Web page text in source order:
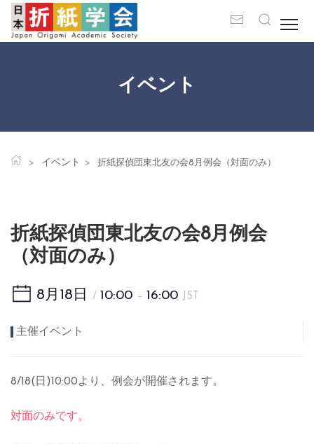
イベント
イベント 折紙探偵団東北友の会8月例会（対面のみ）
折紙探偵団東北友の会8月例会
（対面のみ）
8月18日 / 10:00 – 16:00 JST
主催イベント
8/18(日)10:00より、例会が開催されます。
対面のみです。